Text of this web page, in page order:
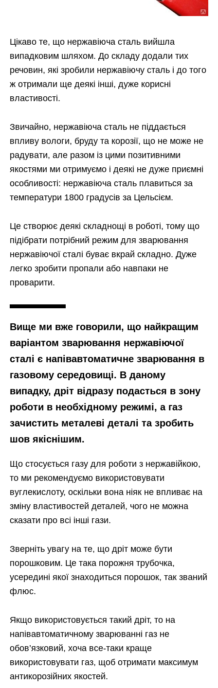
Цікаво те, що нержавіюча сталь вийшла
випадковим шляхом. До складу додали тих
речовин, які зробили нержавіючу сталь і до того
ж отримали ще деякі інші, дуже корисні
властивості.
Звичайно, нержавіюча сталь не піддається
впливу вологи, бруду та корозії, що не може не
радувати, але разом із цими позитивними
якостями ми отримуємо і деякі не дуже приємні
особливості: нержавіюча сталь плавиться за
температури 1800 градусів за Цельсієм.
Це створює деякі складнощі в роботі, тому що
підібрати потрібний режим для зварювання
нержавіючої сталі буває вкрай складно. Дуже
легко зробити пропали або навпаки не
проварити.
Вище ми вже говорили, що найкращим
варіантом зварювання нержавіючої
сталі є напівавтоматичне зварювання в
газовому середовищі. В даному
випадку, дріт відразу подасться в зону
роботи в необхідному режимі, а газ
зачистить металеві деталі та зробить
шов якіснішим.
Що стосується газу для роботи з нержавійкою,
то ми рекомендуємо використовувати
вуглекислоту, оскільки вона ніяк не впливає на
зміну властивостей деталей, чого не можна
сказати про всі інші гази.
Зверніть увагу на те, що дріт може бути
порошковим. Це така порожня трубочка,
усередині якої знаходиться порошок, так званий
флюс.
Якщо використовується такий дріт, то на
напівавтоматичному зварюванні газ не
обов’язковий, хоча все-таки краще
використовувати газ, щоб отримати максимум
антикорозійних якостей.